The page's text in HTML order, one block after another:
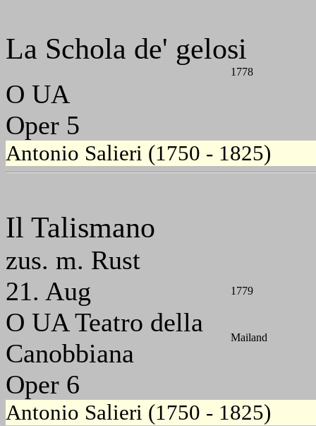
La Schola de' gelosi
1778
O UA
Oper 5
Antonio Salieri (1750 - 1825)
Il Talismano
zus. m. Rust
21. Aug
1779
O UA Teatro della
Canobbiana
Mailand
Oper 6
Antonio Salieri (1750 - 1825)